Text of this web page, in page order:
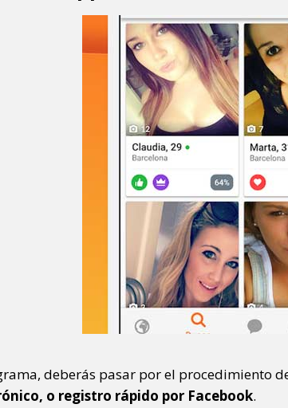
deberás pasar por el procedimiento
o registro rápido por Facebook.